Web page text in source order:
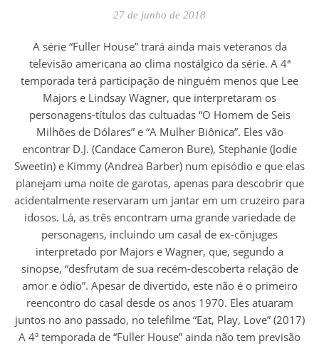
27 de junho de 2018
A série “Fuller House” trará ainda mais veteranos da
televisão americana ao clima nostálgico da série. A 4ª
temporada terá participação de ninguém menos que Lee
Majors e Lindsay Wagner, que interpretaram os
personagens-títulos das cultuadas “O Homem de Seis
Milhões de Dólares” e “A Mulher Biônica”. Eles vão
encontrar D.J. (Candace Cameron Bure), Stephanie (Jodie
Sweetin) e Kimmy (Andrea Barber) num episódio e que elas
planejam uma noite de garotas, apenas para descobrir que
acidentalmente reservaram um jantar em um cruzeiro para
idosos. Lá, as três encontram uma grande variedade de
personagens, incluindo um casal de ex-cônjuges
interpretado por Majors e Wagner, que, segundo a
sinopse, “desfrutam de sua recém-descoberta relação de
amor e ódio”. Apesar de divertido, este não é o primeiro
reencontro do casal desde os anos 1970. Eles atuaram
juntos no ano passado, no telefilme “Eat, Play, Love” (2017)
A 4ª temporada de “Fuller House” ainda não tem previsão